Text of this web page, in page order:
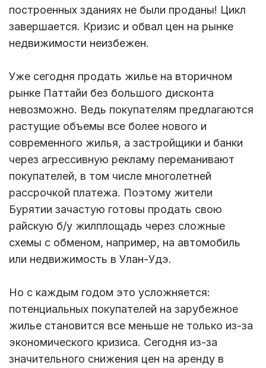
построенных зданиях не были проданы! Цикл
завершается. Кризис и обвал цен на рынке
недвижимости неизбежен.
Уже сегодня продать жилье на вторичном
рынке Паттайи без большого дисконта
невозможно. Ведь покупателям предлагаются
растущие объемы все более нового и
современного жилья, а застройщики и банки
через агрессивную рекламу переманивают
покупателей, в том числе многолетней
рассрочкой платежа. Поэтому жители
Бурятии зачастую готовы продать свою
райскую б/у жилплощадь через сложные
схемы с обменом, например, на автомобиль
или недвижимость в Улан-Удэ.
Но с каждым годом это усложняется:
потенциальных покупателей на зарубежное
жилье становится все меньше не только из-за
экономического кризиса. Сегодня из-за
значительного снижения цен на аренду в